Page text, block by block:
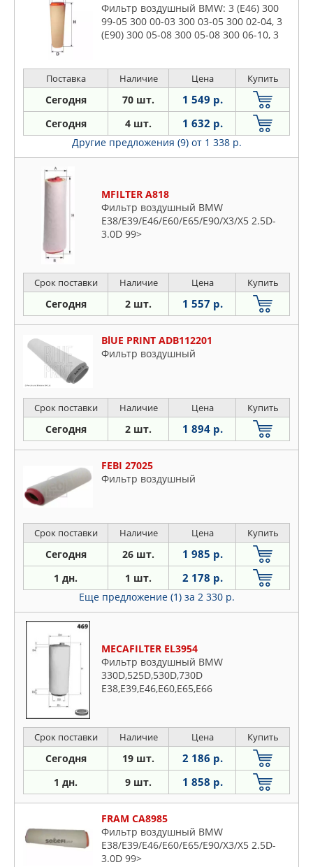
Фильтр воздушный BMW: 3 (E46) 300
99-05 300 00-03 300 03-05 300 02-04, 3
(E90) 300 05-08 300 05-08 300 06-10, 3
Поставка Наличие Цена Купить
Сегодня 70 шт. 1 549 р.
Сегодня 4 шт. 1 632 р.
Другие предложения (9) от 1 338 р.
MFILTER A818
Фильтр воздушный BMW
E38/E39/E46/E60/E65/E90/X3/X5 2.5D-
3.0D 99>
Срок поставки Наличие Цена Купить
Сегодня 2 шт. 1 557 р.
BlUE PRINT ADB112201
Фильтр воздушный
Срок поставки Наличие Цена Купить
Сегодня 2 шт. 1 894 р.
FEBI 27025
Фильтр воздушный
Срок поставки Наличие Цена Купить
Сегодня 26 шт. 1 985 р.
1 дн. 1 шт. 2 178 р.
Еще предложение (1) за 2 330 р.
MECAFILTER EL3954
Фильтр воздушный BMW
330D,525D,530D,730D
E38,E39,E46,E60,E65,E66
Срок поставки Наличие Цена Купить
Сегодня 19 шт. 2 186 р.
1 дн. 9 шт. 1 858 р.
FRAM CA8985
Фильтр воздушный BMW
E38/E39/E46/E60/E65/E90/X3/X5 2.5D-
3.0D 99>